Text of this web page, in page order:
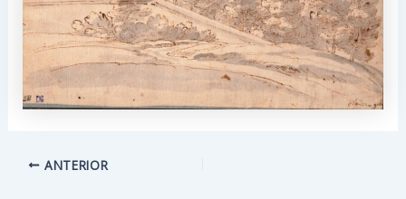
Navegación
ANTERIOR